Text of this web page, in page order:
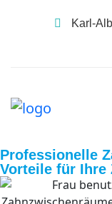
Karl-
Professionelle
Vorteile für Ihre